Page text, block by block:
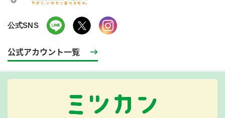
公式SNS
公式アカウント一覧